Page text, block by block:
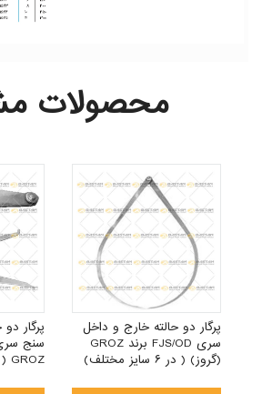
محصولات
پرگار
GROZ ( در ۶ سایز مختلف)
پرگار دو حالته خارج و داخل
سری FJS/OD برند GROZ
(گروز) ( در ۶ سایز مختلف)